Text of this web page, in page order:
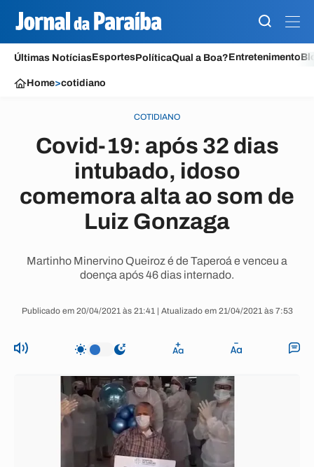
Últimas NotíciasEsportesPolíticaQual a Boa?Entretenimento
Home>cotidiano
COTIDIANO
Covid-19: após 32 dias
intubado, idoso
comemora alta ao som de
Luiz Gonzaga
Martinho Minervino Queiroz é de Taperoá e venceu a
doença após 46 dias internado.
Publicado em 20/04/2021 às 21:41 | Atualizado em 21/04/2021 às 7:53